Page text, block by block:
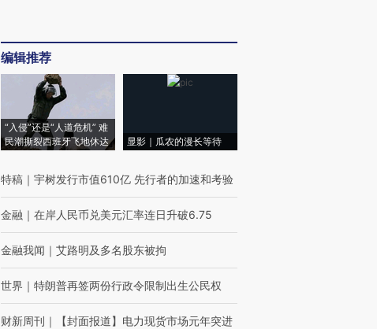
编辑推荐
“入侵”还是“人道危机” 难
民潮撕裂西班牙飞地休达
显影｜瓜农的漫长等待
特稿 ｜ 宇树发行市值610亿 先行者的加速和考验
金融 ｜ 在岸人民币兑美元汇率连日升破6.75
金融我闻 ｜ 艾路明及多名股东被拘
世界 ｜ 特朗普再签两份行政令限制出生公民权
财新周刊 ｜ 【封面报道】电力现货市场元年突进